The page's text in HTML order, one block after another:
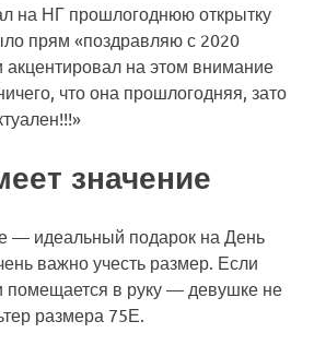
на НГ прошлогоднюю открытку
прям «поздравляю с 2020
на этом внимание
что она прошлогодняя, зато
значение
— идеальный подарок на День
важно учесть размер. Если
помещается в руку — девушке не
размера 75Е.